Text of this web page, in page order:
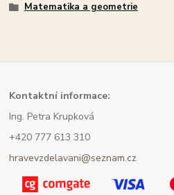
Matematika a geometrie
Kontaktní informace:
Ing. Petra Krupková
+420 777 613 310
hravevzdelavani@seznam.cz